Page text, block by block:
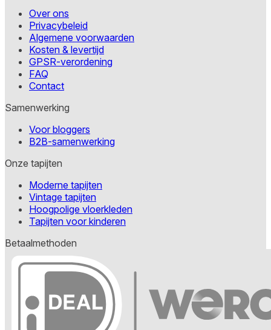
Over ons
Privacybeleid
Algemene voorwaarden
Kosten & levertijd
GPSR-verordening
FAQ
Contact
Samenwerking
Voor bloggers
B2B-samenwerking
Onze tapijten
Moderne tapijten
Vintage tapijten
Hoogpolige vloerkleden
Tapijten voor kinderen
Betaalmethoden